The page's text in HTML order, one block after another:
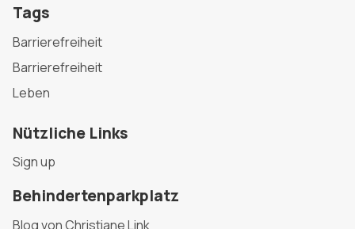
Tags
Barrierefreiheit
Barrierefreiheit
Leben
Nützliche Links
Sign up
Behindertenparkplatz
Blog von Christiane Link